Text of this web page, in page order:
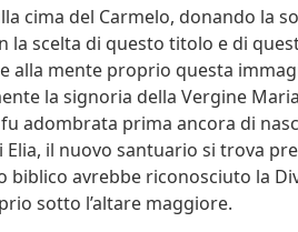
cima del Carmelo, donando la
la scelta di questo titolo e di
alla mente proprio questa
la signoria della Vergine
adombrata prima ancora di
Elia, il nuovo santuario si trova
biblico avrebbe riconosciuto la
sotto l’altare maggiore.